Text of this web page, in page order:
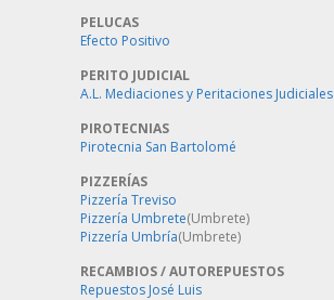
PELUCAS
Efecto Positivo
PERITO JUDICIAL
A.L. Mediaciones y Peritaciones Judiciales
PIROTECNIAS
Pirotecnia San Bartolomé
PIZZERÍAS
Pizzería Treviso
Pizzería Umbrete(Umbrete)
Pizzería Umbría(Umbrete)
RECAMBIOS / AUTOREPUESTOS
Repuestos José Luis